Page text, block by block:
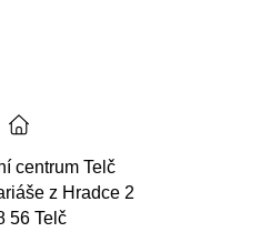
centrum Telč
z Hradce 2
56 Telč